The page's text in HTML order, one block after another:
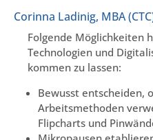
Corinna Ladinig, MBA
Folgende Möglichkeiten
Technologien und
kommen zu lassen:
Bewusst entscheiden,
Arbeitsmethoden
Flipcharts und